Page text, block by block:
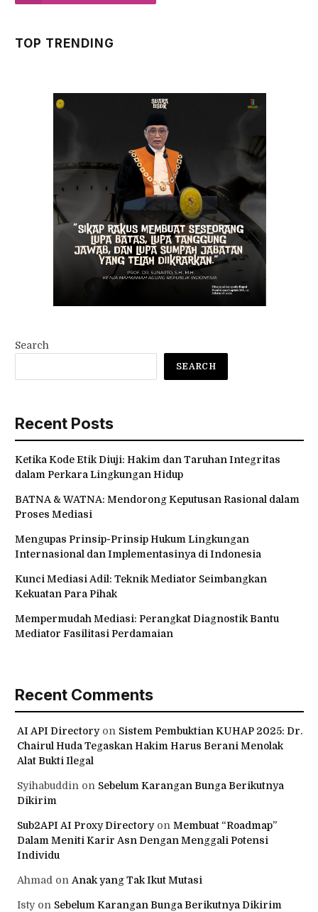
TOP TRENDING
Search
SEARCH
Recent Posts
Ketika Kode Etik Diuji: Hakim dan Taruhan Integritas
dalam Perkara Lingkungan Hidup
BATNA & WATNA: Mendorong Keputusan Rasional dalam
Proses Mediasi
Mengupas Prinsip-Prinsip Hukum Lingkungan
Internasional dan Implementasinya di Indonesia
Kunci Mediasi Adil: Teknik Mediator Seimbangkan
Kekuatan Para Pihak
Mempermudah Mediasi: Perangkat Diagnostik Bantu
Mediator Fasilitasi Perdamaian
Recent Comments
AI API Directoryon Sistem Pembuktian KUHAP 2025: Dr.
Chairul Huda Tegaskan Hakim Harus Berani Menolak
Alat Bukti Ilegal
Syihabuddin on Sebelum Karangan Bunga Berikutnya
Dikirim
Sub2API AI Proxy Directoryon Membuat “Roadmap”
Dalam Meniti Karir Asn Dengan Menggali Potensi
Individu
Ahmad on Anak yang Tak Ikut Mutasi
Istyon Sebelum Karangan Bunga Berikutnya Dikirim